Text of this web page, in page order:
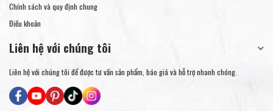
Chính sách và quy định chung
Điều khoản
Liên hệ với chúng tôi
Liên hệ với chúng tôi để được tư vấn sản phẩm, báo giá và hỗ trợ nhanh chóng.